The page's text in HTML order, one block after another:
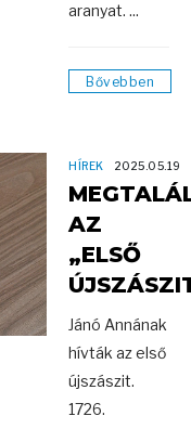
aranyat. ...
Bővebben
HÍREK 2025.05.19
AZ
„ELSŐ
Jánó Annának
hívták az első
újszászit.
1726.